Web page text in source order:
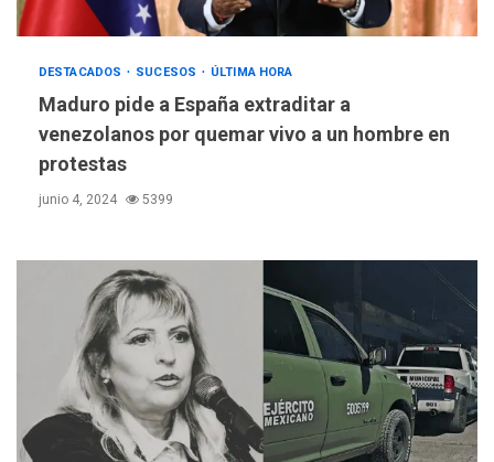
DESTACADOS SUCESOS ÚLTIMA HORA
Maduro pide a España extraditar a
venezolanos por quemar vivo a un hombre en
protestas
junio 4, 2024 5399
REGIONALES ÚLTIMA HORA